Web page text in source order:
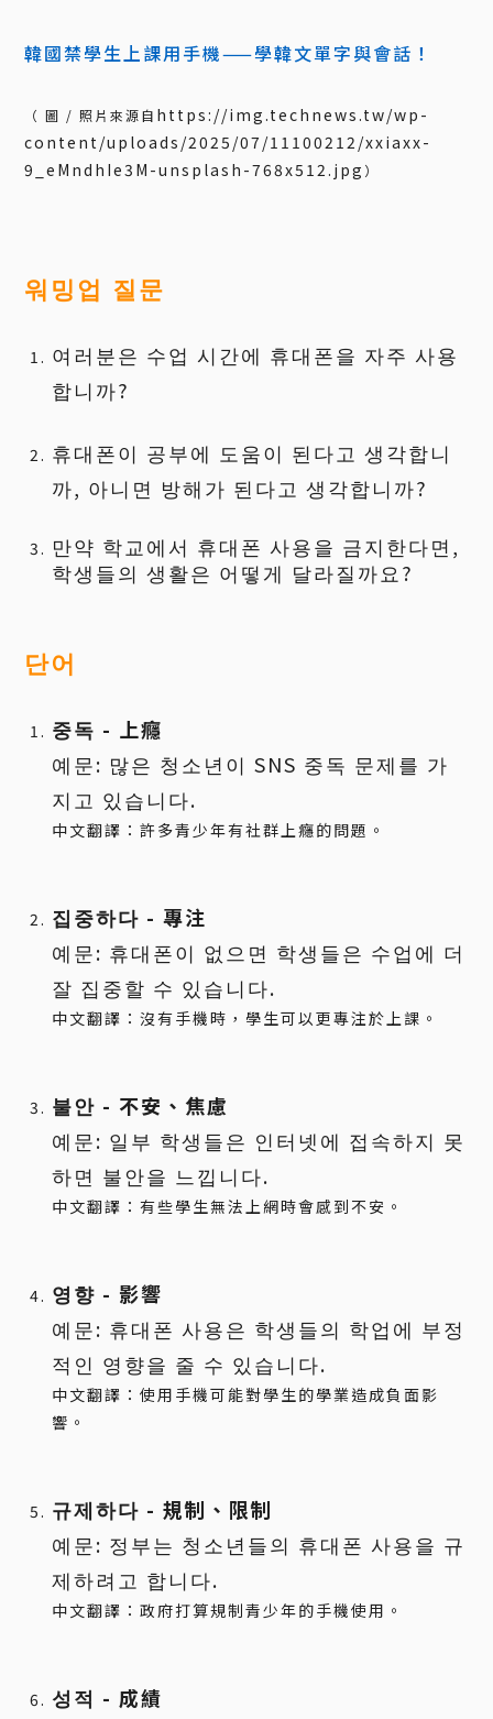
韓國禁學生上課用手機——學韓文單字與會話！
（ 圖 / 照片來源自 https://img.technews.tw/wp-
content/uploads/2025/07/11100212/xxiaxx-
9_eMndhIe3M-unsplash-768x512.jpg ）
워밍업 질문
여러분은 수업 시간에 휴대폰을 자주 사용
합니까?
휴대폰이 공부에 도움이 된다고 생각합니
까, 아니면 방해가 된다고 생각합니까?
만약 학교에서 휴대폰 사용을 금지한다면,
학생들의 생활은 어떻게 달라질까요?
단어
중독 - 上癮
예문: 많은 청소년이 SNS 중독 문제를 가
지고 있습니다.
中文翻譯：許多青少年有社群上癮的問題。
집중하다 - 專注
예문: 휴대폰이 없으면 학생들은 수업에 더
잘 집중할 수 있습니다.
中文翻譯：沒有手機時，學生可以更專注於上課。
불안 - 不安、焦慮
예문: 일부 학생들은 인터넷에 접속하지 못
하면 불안을 느낍니다.
中文翻譯：有些學生無法上網時會感到不安。
영향 - 影響
예문: 휴대폰 사용은 학생들의 학업에 부정
적인 영향을 줄 수 있습니다.
中文翻譯：使用手機可能對學生的學業造成負面影
響。
규제하다 - 規制、限制
예문: 정부는 청소년들의 휴대폰 사용을 규
제하려고 합니다.
中文翻譯：政府打算規制青少年的手機使用。
성적 - 成績